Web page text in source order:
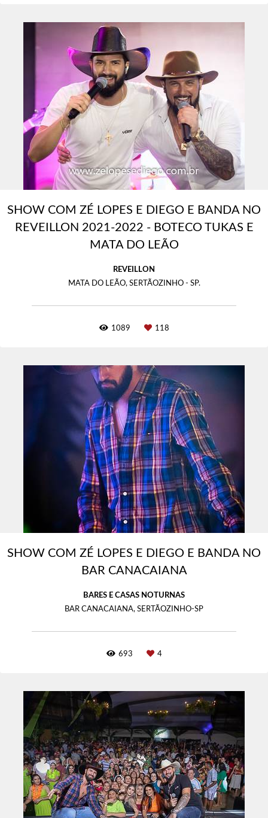
SHOW COM ZÉ LOPES E DIEGO E BANDA NO
REVEILLON 2021-2022 - BOTECO TUKAS E
MATA DO LEÃO
REVEILLON
MATA DO LEÃO, SERTÃOZINHO - SP.
1089 118
SHOW COM ZÉ LOPES E DIEGO E BANDA NO
BAR CANACAIANA
BARES E CASAS NOTURNAS
BAR CANACAIANA, SERTÃOZINHO-SP
693 4